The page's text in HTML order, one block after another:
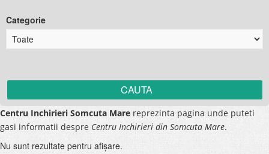
Categorie
Centru Inchirieri Somcuta Mare reprezinta pagina unde puteti
gasi informatii despre Centru Inchirieri din Somcuta Mare.
Nu sunt rezultate pentru afişare.